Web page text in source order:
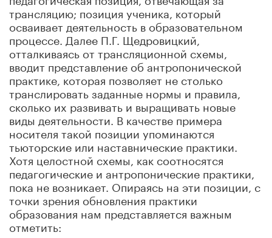
трансляцию; позиция ученика, который
осваивает деятельность в образовательном
процессе. Далее П.Г. Щедровицкий,
отталкиваясь от трансляционной схемы,
вводит представление об антропонической
практике, которая позволяет не столько
транслировать заданные нормы и правила,
сколько их развивать и выращивать новые
виды деятельности. В качестве примера
носителя такой позиции упоминаются
тьюторские или наставнические практики.
Хотя целостной схемы, как соотносятся
педагогические и антропонические практики,
пока не возникает. Опираясь на эти позиции, с
точки зрения обновления практики
образования нам представляется важным
отметить: